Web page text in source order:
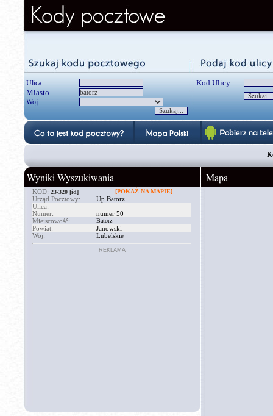
Ulica
Miasto
Woj.
Kod Ulicy:
Wyniki Wyszukiwania
KOD: 23-320 [id] [POKAŻ NA MAPIE]
Urząd Pocztowy:
Up Batorz
Ulica:
Numer:
numer 50
Miejscowość:
Batorz
Powiat:
Janowski
Woj:
Lubelskie
REKLAMA
Mapa